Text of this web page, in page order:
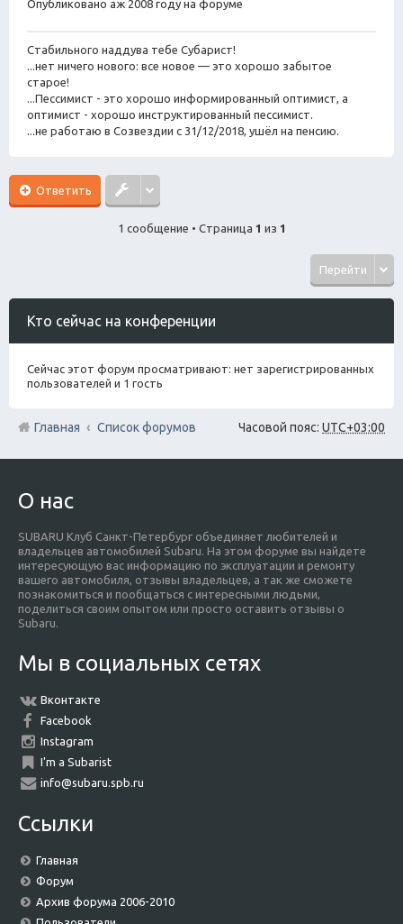
е
е
Опубликовано аж 2008 году на форуме
Стабильного наддува тебе Субарист!
...нет ничего нового: все новое — это хорошо забытое
старое!
...Пессимист - это хорошо информированный оптимист, а
оптимист - хорошо инструктированный пессимист.
...не работаю в Созвездии с 31/12/2018, ушёл на пенсию.
Ответить
1 сообщение • Страница 1 из 1
Перейти
Кто сейчас на конференции
Сейчас этот форум просматривают: нет зарегистрированных
пользователей и 1 гость
Часовой пояс: UTC+03:00
Главная Список форумов
О нас
SUBARU Клуб Санкт-Петербург объединяет любителей и
владельцев автомобилей Subaru. На этом форуме вы найдете
интересующую вас информацию по эксплуатации и ремонту
вашего автомобиля, отзывы владельцев, а так же сможете
познакомиться и пообщаться с интересными людьми,
поделиться своим опытом или просто оставить отзывы о
Subaru.
Мы в социальных сетях
Вконтакте
Facebook
Instagram
I'm a Subarist
info@subaru.spb.ru
Ссылки
Главная
Форум
Архив форума 2006-2010